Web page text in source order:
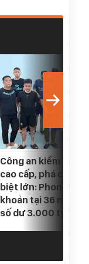
Công an kiểm tra 5
cao cấp, phá
biệt lớn: Phong tỏa
khoản tại 36 ngân
số dư 3.000 tỷ